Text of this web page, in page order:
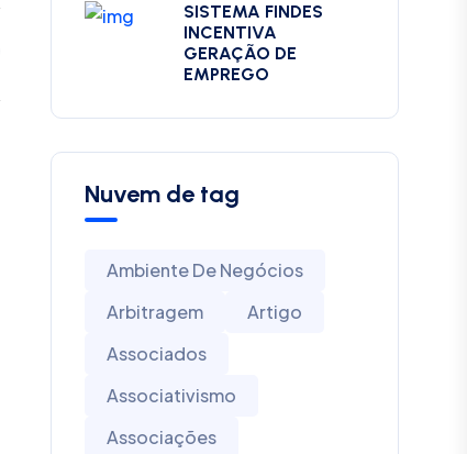
SISTEMA FINDES
INCENTIVA
GERAÇÃO DE
EMPREGO
Nuvem de tag
Ambiente De Negócios
Arbitragem
Artigo
Associados
Associativismo
Associações